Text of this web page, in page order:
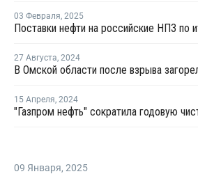
03 Февраля, 2025
27 Августа, 2024
15 Апреля, 2024
09 Января, 2025